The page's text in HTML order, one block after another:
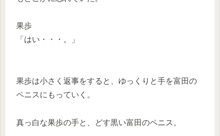
果歩
「はい・・・。」
果歩は小さく返事をすると、ゆっくりと手を富田の
ペニスにもっていく。
真っ白な果歩の手と、どす黒い富田のペニス。